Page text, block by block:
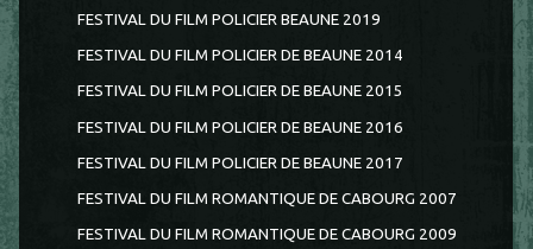
FESTIVAL DU FILM POLICIER BEAUNE 2019
FESTIVAL DU FILM POLICIER DE BEAUNE 2014
FESTIVAL DU FILM POLICIER DE BEAUNE 2015
FESTIVAL DU FILM POLICIER DE BEAUNE 2016
FESTIVAL DU FILM POLICIER DE BEAUNE 2017
FESTIVAL DU FILM ROMANTIQUE DE CABOURG 2007
FESTIVAL DU FILM ROMANTIQUE DE CABOURG 2009